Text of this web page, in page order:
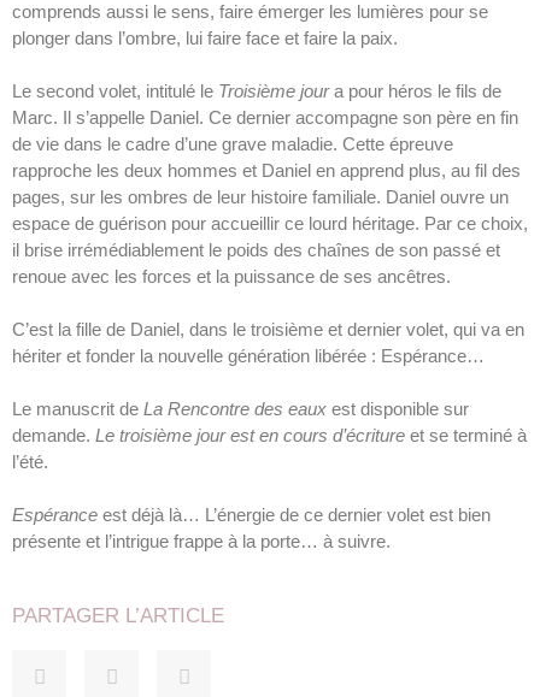
comprends aussi le sens, faire émerger les lumières pour se
plonger dans l’ombre, lui faire face et faire la paix.
Le second volet, intitulé le Troisième joura pour héros le fils de
Marc. Il s’appelle Daniel. Ce dernier accompagne son père en fin
de vie dans le cadre d’une grave maladie. Cette épreuve
rapproche les deux hommes et Daniel en apprend plus, au fil des
pages, sur les ombres de leur histoire familiale. Daniel ouvre un
espace de guérison pour accueillir ce lourd héritage. Par ce choix,
il brise irrémédiablement le poids des chaînes de son passé et
renoue avec les forces et la puissance de ses ancêtres.
C’est la fille de Daniel, dans le troisième et dernier volet, qui va en
hériter et fonder la nouvelle génération libérée : Espérance…
Le manuscrit de La Rencontre des eaux est disponible sur
demande. Le troisième jour est en cours d’écriture et se terminé à
l’été.
Espérance est déjà là… L’énergie de ce dernier volet est bien
présente et l’intrigue frappe à la porte… à suivre.
PARTAGER L’ARTICLE